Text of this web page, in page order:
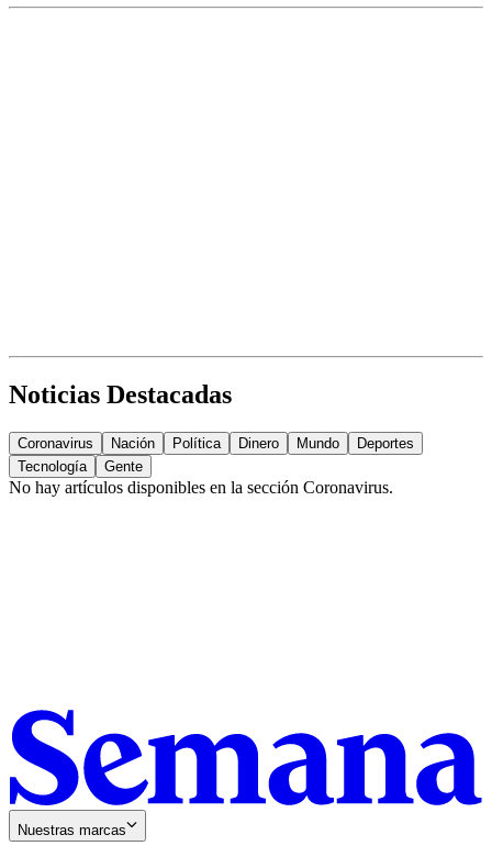
Noticias Destacadas
Coronavirus Nación Política Dinero Mundo
Deportes
Tecnología
Gente
No hay artículos disponibles en la sección Coronavirus.
Nuestras marcas